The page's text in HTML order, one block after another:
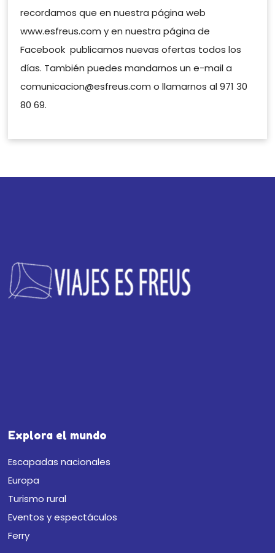
recordamos que en nuestra página web
www.esfreus.com y en nuestra página de
Facebook publicamos nuevas ofertas todos los
días. También puedes mandarnos un e-mail a
comunicacion@esfreus.com o llamarnos al 971 30
80 69.
Explora el mundo
Escapadas nacionales
Europa
Turismo rural
Eventos y espectáculos
Ferry